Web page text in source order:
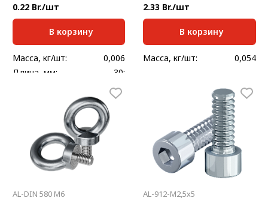
0.22 Br./шт
В корзину
Масса, кг/шт:
0,006
Длина, мм:
30;
2.33 Br./шт
В корзину
Масса, кг/шт: 0,054
AL-DIN 580 M6
AL-912-M2,5х5